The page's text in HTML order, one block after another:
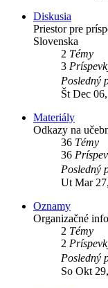
Diskusia
Priestor pre
Slovenska
2 Témy
3
Posledný
Št Dec
Materiály
Odkazy na
36 Témy
36
Posledný
Ut Mar
Oznamy
Organizačné
2 Témy
2
Posledný
So Okt